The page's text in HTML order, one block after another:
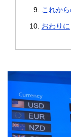
これか
おわりに